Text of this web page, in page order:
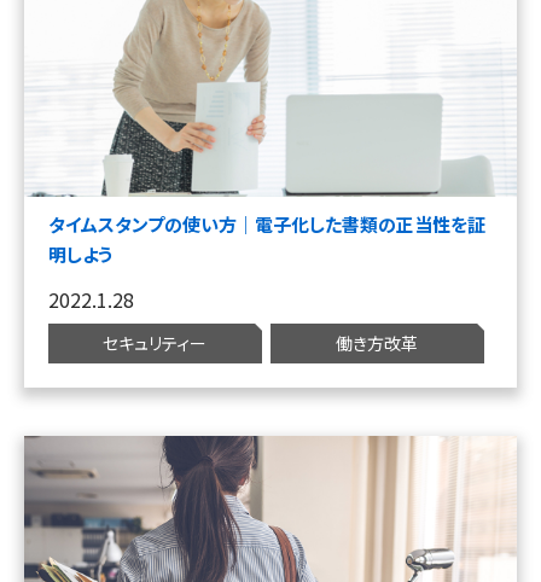
タイムスタンプの使い方｜電子化した書類の正当性を証
明しよう
2022.1.28
セキュリティー 働き方改革